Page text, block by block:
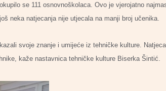
se 111 osnovnoškolaca. Ovo je vjerojatno
neka natjecanja nije utjecala na manji broj učenika.
svoje znanje i umijeće iz tehničke kulture.
kaže nastavnica tehničke kulture Biserka Šintić.